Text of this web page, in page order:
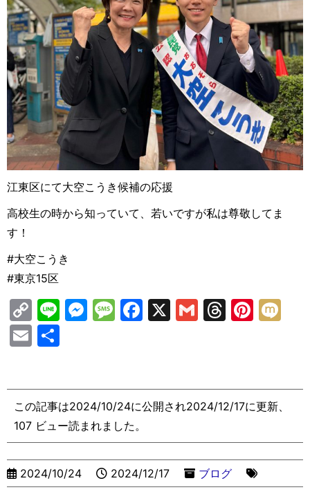
江東区にて大空こうき候補の応援
高校生の時から知っていて、若いですが私は尊敬してま
す！
#大空こうき
#東京15区
C
o
p
Li
n
k
Li M
e
n
g
er
M
a
g
e
F
b
o
o
k
X
G
T
d
s
Pi
st
E
l
この記事は2024/10/24に公開され2024/12/17に更新、
107 ビュー読まれました。
2024/10/24 2024/12/17 ブログ